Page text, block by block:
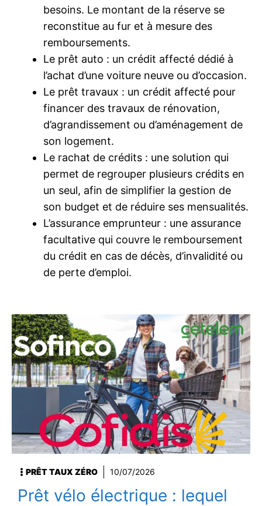
besoins. Le montant de la réserve se
reconstitue au fur et à mesure des
remboursements.
Le prêt auto : un crédit affecté dédié à
l’achat d’une voiture neuve ou d’occasion.
Le prêt travaux : un crédit affecté pour
financer des travaux de rénovation,
d’agrandissement ou d’aménagement de
son logement.
Le rachat de crédits : une solution qui
permet de regrouper plusieurs crédits en
un seul, afin de simplifier la gestion de
son budget et de réduire ses mensualités.
L’assurance emprunteur : une assurance
facultative qui couvre le remboursement
du crédit en cas de décès, d’invalidité ou
de perte d’emploi.
PRÊT TAUX ZÉRO 10/07/2026
Prêt vélo électrique : lequel